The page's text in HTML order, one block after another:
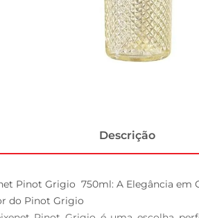
Descrição
Pinot Grigio  750ml: A Elegância em
do Pinot Grigio